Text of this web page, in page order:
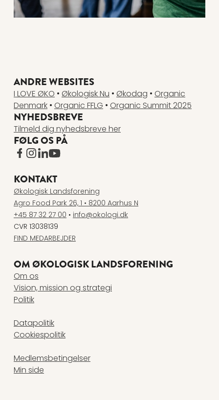
ANDRE WEBSITES
I LOVE ØKO • Økologisk Nu • Økodag • Organic
Denmark • Organic FFLG • Organic Summit 2025
NYHEDSBREVE
Tilmeld dig nyhedsbreve her
FØLG OS PÅ
www.facebook.com
www.instagram.com
www.linkedin.com
www.youtube.com
KONTAKT
Økologisk Landsforening
Agro Food Park 26, 1 • 8200 Aarhus N
+45 87 32 27 00 • info@okologi.dk
CVR 13038139
FIND MEDARBEJDER
OM ØKOLOGISK LANDSFORENING
Om os
Vision, mission og strategi
Politik
Datapolitik
Cookiespolitik
Medlemsbetingelser
Min side